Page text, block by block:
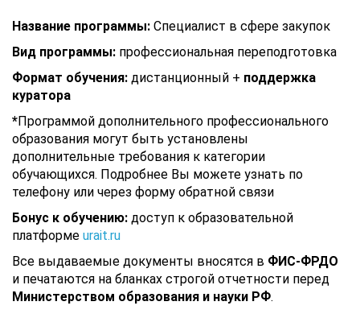
Название программы: Специалист в сфере закупок
Вид программы: профессиональная переподготовка
Формат обучения: дистанционный + поддержка
куратора
*Программой дополнительного профессионального
образования могут быть установлены
дополнительные требования к категории
обучающихся. Подробнее Вы можете узнать по
телефону или через форму обратной связи
Бонус к обучению: доступ к образовательной
платформе urait.ru
Все выдаваемые документы вносятся в ФИС-ФРДО
и печатаются на бланках строгой отчетности перед
Министерством образования и науки РФ.